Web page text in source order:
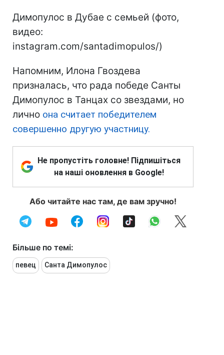
Димопулос в Дубае с семьей (фото,
видео:
instagram.com/santadimopulos/)
Напомним, Илона Гвоздева
призналась, что рада победе Санты
Димопулос в Танцах со звездами, но
лично она считает победителем
совершенно другую участницу.
Не пропустіть головне! Підпишіться
на наші оновлення в Google!
Або читайте нас там, де вам зручно!
Більше по темі:
певец Санта Димопулос